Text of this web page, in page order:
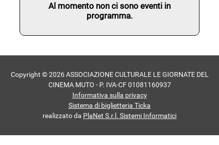
Al momento non ci sono eventi in
programma.
Copyright © 2026 ASSOCIAZIONE CULTURALE LE GIORNATE DEL
CINEMA MUTO - P. IVA-CF 01081160937
Informativa sulla privacy
Sistema di biglietteria Ticka
realizzato da PlaNet S.r.l. Sistemi Informatici